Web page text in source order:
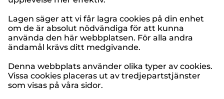
Lagen säger att vi får lagra cookies på din enhet
om de är absolut nödvändiga för att kunna
använda den här webbplatsen. För alla andra
ändamål krävs ditt medgivande.
Denna webbplats använder olika typer av cookies.
Vissa cookies placeras ut av tredjepartstjänster
som visas på våra sidor.